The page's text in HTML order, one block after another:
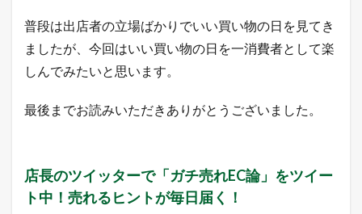
だ
さ
い
。
現
在
（
直
近
普段は出店者の立場ばかりでいい買い物の日を見てき
ましたが、今回はいい買い物の日を一消費者として楽
しんでみたいと思います。
最後までお読みいただきありがとうございました。
店長のツイッターで「ガチ売れEC論」をツイー
ト中！売れるヒントが毎日届く！